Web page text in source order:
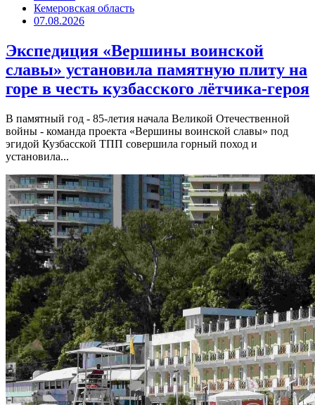
Кемеровская область
07.08.2026
Экспедиция «Вершины воинской
славы» установила памятную плиту на
горе в честь кузбасского лётчика-героя
В памятный год - 85-летия начала Великой Отечественной
войны - команда проекта «Вершины воинской славы» под
эгидой Кузбасской ТПП совершила горный поход и
установила...